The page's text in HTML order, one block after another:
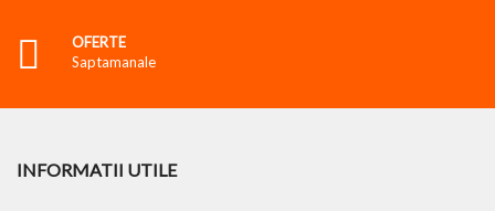
OFERTE
Saptamanale
INFORMATII UTILE